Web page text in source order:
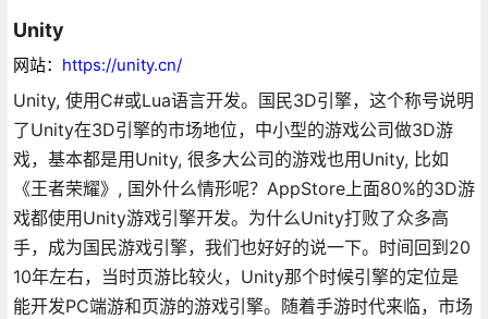
Unity
网站： https://unity.cn/
Unity, 使用C#或Lua语言开发。国民3D引擎，这个称号说明
了Unity在3D引擎的市场地位，中小型的游戏公司做3D游
戏，基本都是用Unity, 很多大公司的游戏也用Unity, 比如
《王者荣耀》, 国外什么情形呢？AppStore上面80%的3D游
戏都使用Unity游戏引擎开发。为什么Unity打败了众多高
手，成为国民游戏引擎，我们也好好的说一下。时间回到20
10年左右，当时页游比较火，Unity那个时候引擎的定位是
能开发PC端游和页游的游戏引擎。随着手游时代来临，市场